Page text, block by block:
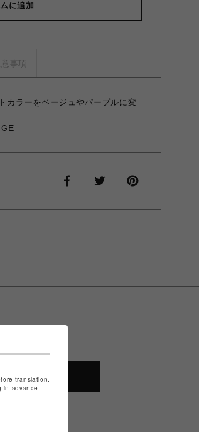
に追加
事項
ラーをベージュやパープルに変
TOP
translation.
in advance.